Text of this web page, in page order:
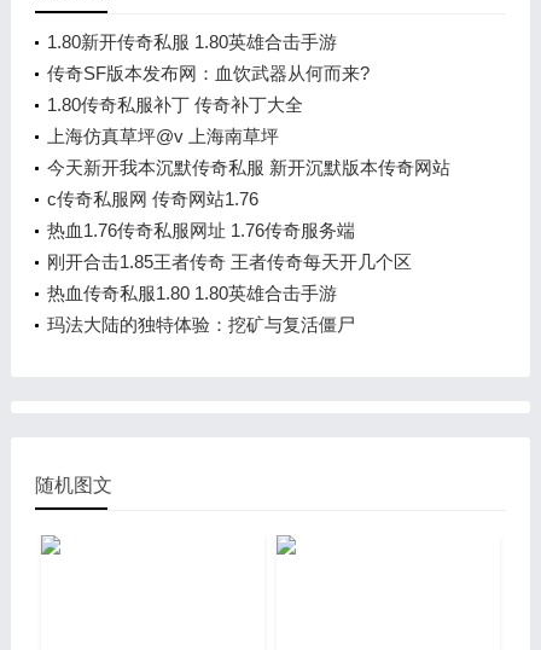
1.80新开传奇私服 1.80英雄合击手游
传奇SF版本发布网：血饮武器从何而来?
1.80传奇私服补丁 传奇补丁大全
上海仿真草坪@v 上海南草坪
今天新开我本沉默传奇私服 新开沉默版本传奇网站
c传奇私服网 传奇网站1.76
热血1.76传奇私服网址 1.76传奇服务端
刚开合击1.85王者传奇 王者传奇每天开几个区
热血传奇私服1.80 1.80英雄合击手游
玛法大陆的独特体验：挖矿与复活僵尸
随机图文